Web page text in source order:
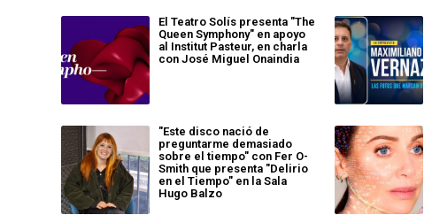
El Teatro Solís presenta "The
Queen Symphony" en apoyo
al Institut Pasteur, en charla
con José Miguel Onaindia
"Este disco nació de
preguntarme demasiado
sobre el tiempo" con Fer O-
Smith que presenta "Delirio
en el Tiempo" en la Sala
Hugo Balzo